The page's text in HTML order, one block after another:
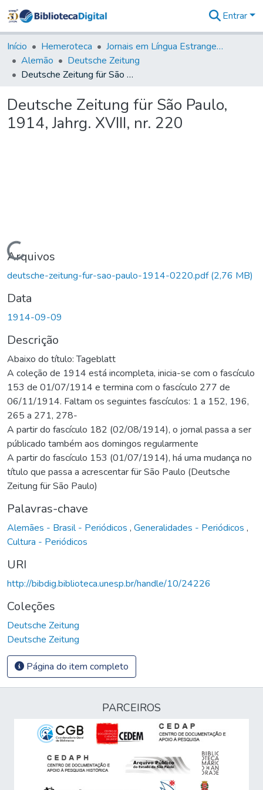
&
Coleções
Tudo na
Biblioteca
Estatísticas
Entrar
Início Hemeroteca
Jornais em Língua Estrangeira
Alemão
Deutsche Zeitung
Deutsche Zeitung für São Paulo, 1914, Jahrg. XVIII, nr. 220
Deutsche Zeitung für São Paulo,
1914, Jahrg. XVIII, nr. 220
Carregando...
Arquivos
deutsche-zeitung-fur-sao-paulo-1914-0220.pdf(2,76 MB)
Data
1914-09-09
Descrição
Abaixo do título: Tageblatt
A coleção de 1914 está incompleta, inicia-se com o fascículo
153 de 01/07/1914 e termina com o fascículo 277 de
06/11/1914. Faltam os seguintes fascículos: 1 a 152, 196,
265 a 271, 278-
A partir do fascículo 182 (02/08/1914), o jornal passa a ser
públicado também aos domingos regularmente
A partir do fascículo 153 (01/07/1914), há uma mudança no
título que passa a acrescentar für São Paulo (Deutsche
Zeitung für São Paulo)
Palavras-chave
Alemães - Brasil - Periódicos , Generalidades - Periódicos ,
Cultura - Periódicos
URI
http://bibdig.biblioteca.unesp.br/handle/10/24226
Coleções
Deutsche Zeitung
Deutsche Zeitung
Página do item completo
PARCEIROS